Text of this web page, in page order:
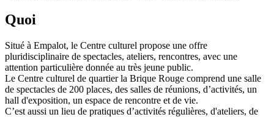
Quoi
Situé à Empalot, le Centre culturel propose une offre
pluridisciplinaire de spectacles, ateliers, rencontres, avec une
attention particulière donnée au très jeune public.
Le Centre culturel de quartier la Brique Rouge comprend une salle
de spectacles de 200 places, des salles de réunions, d’activités, un
hall d'exposition, un espace de rencontre et de vie.
C’est aussi un lieu de pratiques d’activités régulières, d'ateliers, de